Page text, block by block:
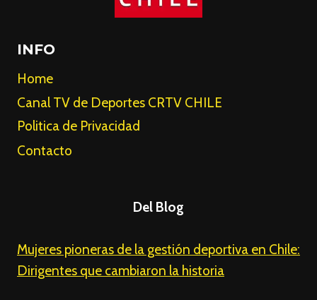
INFO
Home
Canal TV de Deportes CRTV CHILE
Politica de Privacidad
Contacto
Del Blog
Mujeres pioneras de la gestión deportiva en Chile:
Dirigentes que cambiaron la historia